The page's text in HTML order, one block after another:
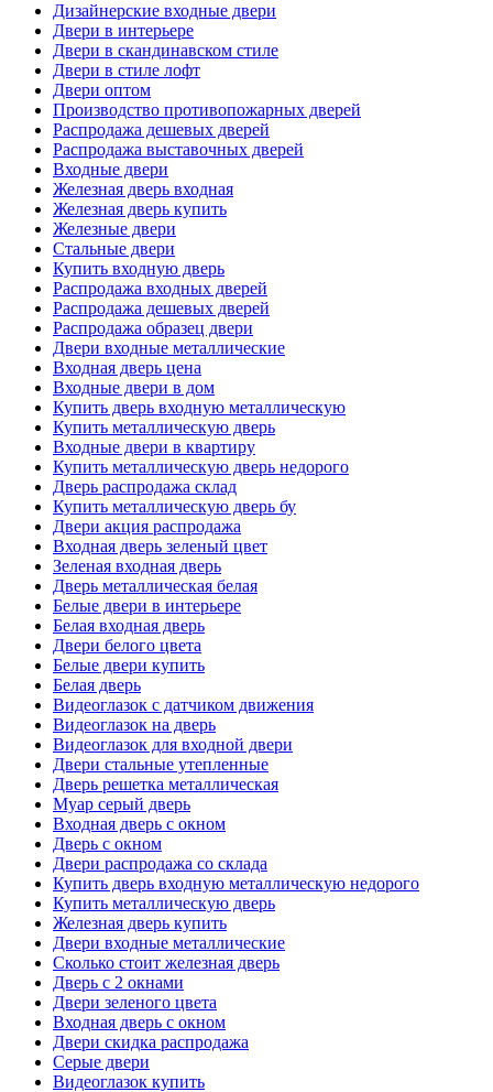
Дизайнерские входные двери
Двери в интерьере
Двери в скандинавском стиле
Двери в стиле лофт
Двери оптом
Производство противопожарных дверей
Распродажа дешевых дверей
Распродажа выставочных дверей
Входные двери
Железная дверь входная
Железная дверь купить
Железные двери
Стальные двери
Купить входную дверь
Распродажа входных дверей
Распродажа дешевых дверей
Распродажа образец двери
Двери входные металлические
Входная дверь цена
Входные двери в дом
Купить дверь входную металлическую
Купить металлическую дверь
Входные двери в квартиру
Купить металлическую дверь недорого
Дверь распродажа склад
Купить металлическую дверь бу
Двери акция распродажа
Входная дверь зеленый цвет
Зеленая входная дверь
Дверь металлическая белая
Белые двери в интерьере
Белая входная дверь
Двери белого цвета
Белые двери купить
Белая дверь
Видеоглазок с датчиком движения
Видеоглазок на дверь
Видеоглазок для входной двери
Двери стальные утепленные
Дверь решетка металлическая
Муар серый дверь
Входная дверь с окном
Дверь с окном
Двери распродажа со склада
Купить дверь входную металлическую недорого
Купить металлическую дверь
Железная дверь купить
Двери входные металлические
Сколько стоит железная дверь
Дверь с 2 окнами
Двери зеленого цвета
Входная дверь с окном
Двери скидка распродажа
Серые двери
Видеоглазок купить